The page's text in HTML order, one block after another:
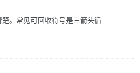
。常见可回收符号是三箭头循